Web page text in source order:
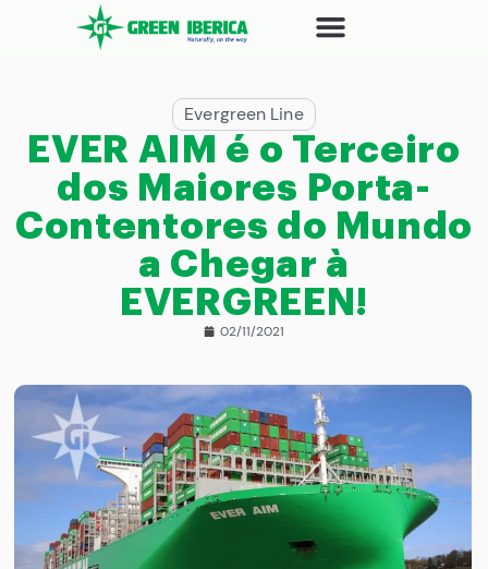
Evergreen Line
EVER AIM é o Terceiro
dos Maiores Porta-
Contentores do Mundo
a Chegar à
EVERGREEN!
02/11/2021